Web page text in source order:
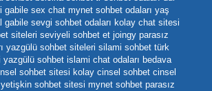
gabile sex chat mynet sohbet odaları yaş
gabile sevgi sohbet odaları kolay chat sitesi
siteleri seviyeli sohbet et joingy parasız
yazgülü sohbet siteleri silami sohbet türk
yazgülü sohbet islami chat odaları bedava
sohbet sitesi kolay cinsel sohbet cinsel
yetişkin sohbet sitesi mynet sohbet parasız